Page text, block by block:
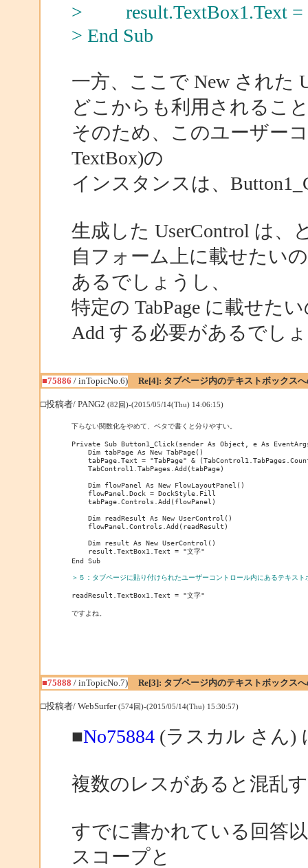
> result.TextBox1.Text =
> End Sub
一方、ここで New された
どこからも利用されるこ
そのため、このユーザー
TextBox)の
インスタンスは、
生成した UserControl は
自フォーム上に載せたい
あるでしょうし、
特定の TabPage に載せた
Add する必要があるでし
■75886 / inTopicNo.6) Re[4]: タブページ内のテキストボックス
□投稿者/ PANG2 (82回)-(2015/05/14(Thu) 14:06:15)
下らない関数化をやめて、ベタで書くと分りやすい。
Private Sub Button1_Click(sender As Object, e As
    Dim tabPage As New TabPage()
tabPage.Text = "TabPage" &
    TabControl1.TabPages.Add(tabPage)
    Dim flowPanel As New FlowLayoutPanel()
    flowPanel.Dock = DockStyle.Fill
    tabPage.Controls.Add(flowPanel)
    Dim readResult As New UserControl()
    flowPanel.Controls.Add(readResult)
    Dim result As New UserControl()
    result.TextBox1.Text = "文字"
End Sub
＞５：タブページに貼り付けられたユーザーコントロール内にあるテキス
readResult.TextBox1.Text = "文字"
ですよね。
■75888 / inTopicNo.7) Re[3]: タブページ内のテキストボックス
□投稿者/ WebSurfer(574回)-(2015/05/14(Thu) 15:30:57)
■No75884(ラスカル さん)
複数のレスがあると混乱
すでに書かれている回答
スコープと